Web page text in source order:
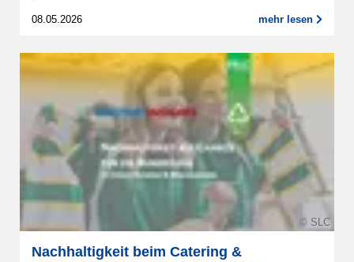
08.05.2026 mehr lesen
© SLC
Nachhaltigkeit beim Catering &